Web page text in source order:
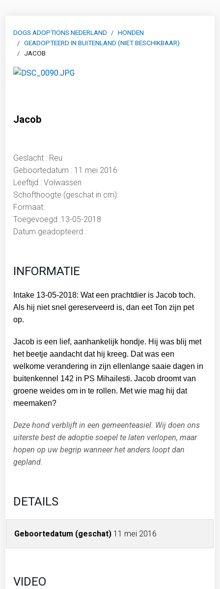
DOGS ADOPTIONS NEDERLAND
HONDEN
GEADOPTEERD IN BUITENLAND (NIET BESCHIKBAAR)
JACOB
Jacob
Geslacht : Reu
Geboortedatum : 11 mei 2016
Leeftijd : Volwassen
Schofthoogte (geschat in cm):
Formaat:
Toegevoegd :13-05-2018
Datum geadopteerd :
INFORMATIE
Intake 13-05-2018: Wat een prachtdier is Jacob toch.
Als hij niet snel gereserveerd is, dan eet Ton zijn pet
op.
Jacob is een lief, aanhankelijk hondje. Hij was blij met
het beetje aandacht dat hij kreeg. Dat was een
welkome verandering in zijn ellenlange saaie dagen in
buitenkennel 142 in PS Mihailesti. Jacob droomt van
groene weides om in te rollen. Met wie mag hij dat
meemaken?
Deze hond verblijft in een gemeenteasiel. Wij doen ons
uiterste best de adoptie soepel te laten verlopen, maar
hopen op uw begrip wanneer het anders loopt dan
gepland.
DETAILS
Geboortedatum (geschat) 11 mei 2016
VIDEO